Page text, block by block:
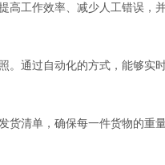
工作效率、减少人工错误，
。通过自动化的方式，能够实
清单，确保每一件货物的重